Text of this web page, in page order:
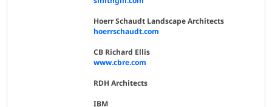
Hoerr Schaudt Landscape Architects
hoerrschaudt.com
CB Richard Ellis
www.cbre.com
RDH Architects
IBM